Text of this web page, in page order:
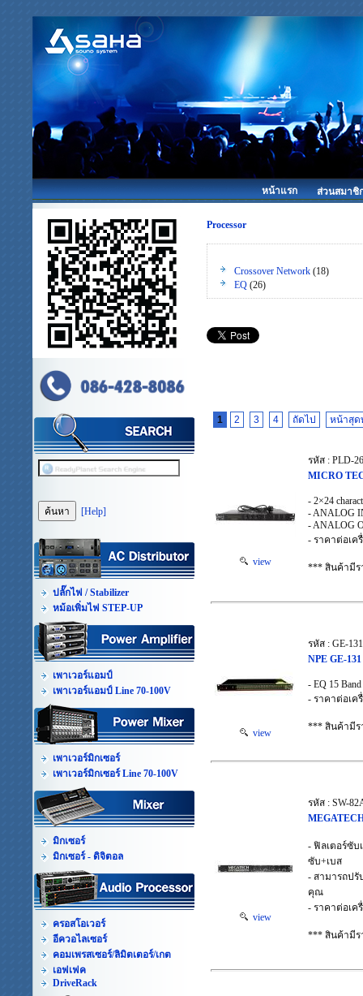
หน้าแรก ส่วนสมาชิ
[Help]
ปลั๊กไฟ / Stabilizer
หม้อเพิ่มไฟ STEP-UP
เพาเวอร์แอมป์
เพาเวอร์แอมป์ Line 70-100V
เพาเวอร์มิกเซอร์
เพาเวอร์มิกเซอร์ Line 70-100V
มิกเซอร์
มิกเซอร์ - ดิจิตอล
ครอสโอเวอร์
อีควอไลเซอร์
คอมเพรสเซอร์/ลิมิตเตอร์/เกต
เอฟเฟค
DriveRack
Processor
Crossover Network (18)
EQ (26)
1 2 3 4 ถัดไป หน้าสุด
view
รหัส : PLD-26
MICRO
- 2×24
- ANALOG
- ANALOG
- ราคาต่อเค
*** สินค้ามีร
view
รหัส : GE-
NPE GE-
- EQ 15 Band
- ราคาต่อเค
*** สินค้ามีร
view
รหัส : SW-
- ฟิลเตอร์ซับ
ซับ+เบส
- สามารถปรั
คุณ
- ราคาต่อเค
*** สินค้ามีร